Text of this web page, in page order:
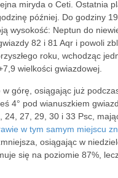
miryda o Ceti. Ostatnia
później. Do godziny
wysokość: Neptun do
82 i 81 Aqr i powoli
roku, wchodząc
wielkości gwiazdowej.
górę, osiągając już
4° pod wianuszkiem
24, 27, 29, 30 i 33 Psc,
w tym samym miejscu
osiągając w
się na poziomie 87%,